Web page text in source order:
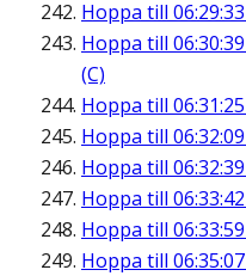
Hoppa till 06:29:33
Hoppa till 06:30:39
(C)
Hoppa till 06:31:25
Hoppa till 06:32:09
Hoppa till 06:32:39
Hoppa till 06:33:42
Hoppa till 06:33:59
Hoppa till 06:35:07